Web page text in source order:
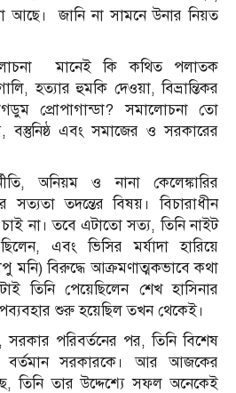
আছে। জানি না সামনে উনার নিয়ত
মানেই কি কথিত পলাতক
হত্যার হুমকি দেওয়া, বিভ্রান্তিকর
প্রোপাগান্ডা? সমালোচনা তো
বস্তুনিষ্ঠ এবং সমাজের ও সরকারের
অনিয়ম ও নানা কেলেঙ্কারির
তদন্তের বিষয়। বিচারাধীন
না। তবে এটাতো সত্য, তিনি নাইট
এবং ভিসির মর্যাদা হারিয়ে
মনি) বিরুদ্ধে আক্রমণাত্মকভাবে কথা
তিনি পেয়েছিলেন শেখ হাসিনার
শুরু হয়েছিল তখন থেকেই।
পরিবর্তনের পর, তিনি বিশেষ
বর্তমান সরকারকে। আর আজকের
তিনি তার উদ্দেশ্যে সফল অনেকেই